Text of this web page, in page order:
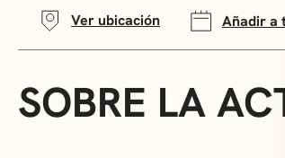
Ver ubicación Añadir a
SOBRE LA